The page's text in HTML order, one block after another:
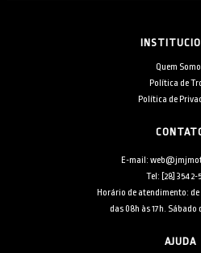
Quem
Política de
Política de
E-mail:
Tel: [28] 3542-
Horário de atendimento: de
das 08h às 17h. Sábado
AJUDA